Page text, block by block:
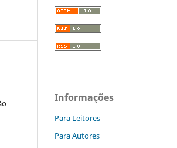
Informações
Para Leitores
Para Autores